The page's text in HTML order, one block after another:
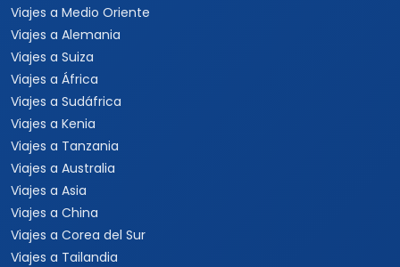
Viajes a Medio Oriente
Viajes a Alemania
Viajes a Suiza
Viajes a África
Viajes a Sudáfrica
Viajes a Kenia
Viajes a Tanzania
Viajes a Australia
Viajes a Asia
Viajes a China
Viajes a Corea del Sur
Viajes a Tailandia